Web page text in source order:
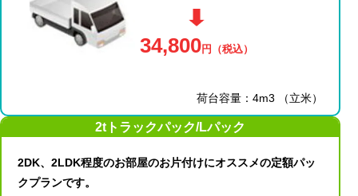
34,800円 （税込）
荷台容量：4m3 （立米）
2tトラックパック/Lパック
2DK、2LDK程度のお部屋のお片付けにオススメの定額パッ
クプランです。